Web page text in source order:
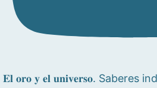
𝐄𝐥 𝐨𝐫𝐨 𝐲 𝐞𝐥 𝐮𝐧𝐢𝐯𝐞𝐫𝐬𝐨. Saberes